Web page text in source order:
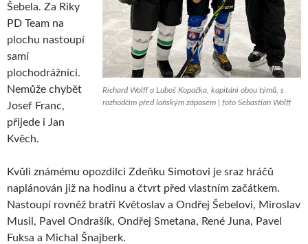
Richard Wolff a Luboš Kopačka, kapitáni obou týmů, s
rozhodčím před loňským zápasem | foto Sebastian Wolff
Šebela. Za Riky
PD Team na
plochu nastoupí
samí
plochodrážníci.
Nemůže chybět
Josef Franc,
přijede i Jan
Kvěch.
Kvůli známému opozdilci Zdeňku Simotovi je sraz hráčů
naplánován již na hodinu a čtvrt před vlastním začátkem.
Nastoupí rovněž bratři Květoslav a Ondřej Šebelovi, Miroslav
Musil, Pavel Ondrašík, Ondřej Smetana, René Juna, Pavel
Fuksa a Michal Šnajberk.